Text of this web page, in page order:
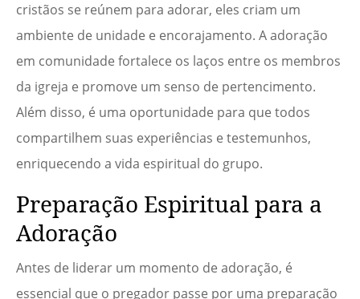
cristãos se reúnem para adorar, eles criam um
ambiente de unidade e encorajamento. A adoração
em comunidade fortalece os laços entre os membros
da igreja e promove um senso de pertencimento.
Além disso, é uma oportunidade para que todos
compartilhem suas experiências e testemunhos,
enriquecendo a vida espiritual do grupo.
Preparação Espiritual para a
Adoração
Antes de liderar um momento de adoração, é
essencial que o pregador passe por uma preparação